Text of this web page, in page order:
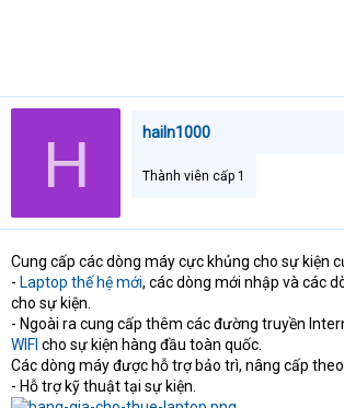
H hailn1000
Thành viên cấp 1
Cung cấp các dòng máy cực khủng cho sự kiện
- Laptop thế hệ mới, các dòng mới nhập và các
cho sự kiện.
- Ngoài ra cung cấp thêm các đường truyền
WIFI cho sự kiện hàng đầu toàn quốc.
Các dòng máy được hỗ trợ bảo trì, nâng cấp
- Hỗ trợ kỹ thuật tại sự kiện.